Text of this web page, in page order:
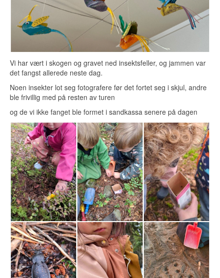
Vi har vært i skogen og gravet ned insektsfeller, og jammen var
det fangst allerede neste dag.
Noen insekter lot seg fotografere før det fortet seg i skjul, andre
ble frivillig med på resten av turen
og de vi ikke fanget ble formet i sandkassa senere på dagen